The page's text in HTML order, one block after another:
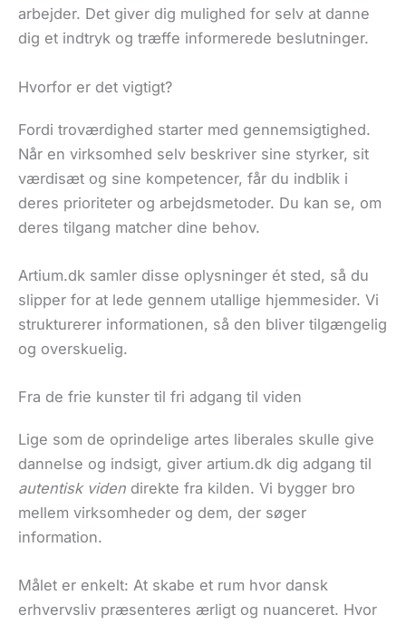
arbejder. Det giver dig mulighed for selv at danne
dig et indtryk og træffe informerede beslutninger.
Hvorfor er det vigtigt?
Fordi troværdighed starter med gennemsigtighed.
Når en virksomhed selv beskriver sine styrker, sit
værdisæt og sine kompetencer, får du indblik i
deres prioriteter og arbejdsmetoder. Du kan se, om
deres tilgang matcher dine behov.
Artium.dk samler disse oplysninger ét sted, så du
slipper for at lede gennem utallige hjemmesider. Vi
strukturerer informationen, så den bliver tilgængelig
og overskuelig.
Fra de frie kunster til fri adgang til viden
Lige som de oprindelige artes liberales skulle give
dannelse og indsigt, giver artium.dk dig adgang til
autentisk viden direkte fra kilden. Vi bygger bro
mellem virksomheder og dem, der søger
information.
Målet er enkelt: At skabe et rum hvor dansk
erhvervsliv præsenteres ærligt og nuanceret. Hvor